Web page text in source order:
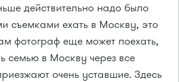
действительно надо было
съемками ехать в Москву, это
фотограф еще может поехать,
семью в Москву через все
очень уставшие. Здесь